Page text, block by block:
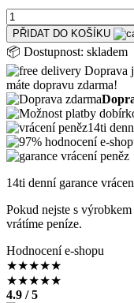
PŘIDAT DO KOŠÍKU
📦 Dostupnost: skladem
Doprava
máte dopravu zdarma!
14ti
14ti denní garance
Pokud nejste s
vrátíme peníze.
Hodnocení e-shopu
★★★★★
★★★★★
4.9 / 5